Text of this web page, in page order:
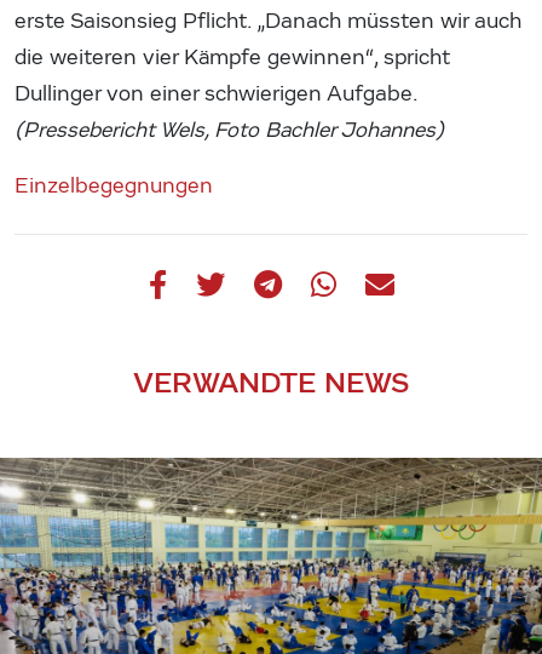
erste Saisonsieg Pflicht. „Danach müssten wir auch
die weiteren vier Kämpfe gewinnen“, spricht
Dullinger von einer schwierigen Aufgabe.
(Pressebericht Wels, Foto Bachler Johannes)
Einzelbegegnungen
VERWANDTE NEWS